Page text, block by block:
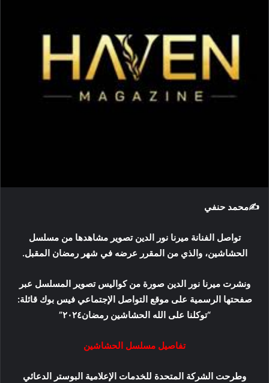
ل
✍️محمد حنفي
تواصل الفنانة ميرنا نور الدين تصوير مشاهدها من مسلسل
الحشاشين، والذي من المقرر عرضه في شهر رمضان المقبل.
ونشرت ميرنا نور الدين صورة من كواليس تصوير المسلسل عبر
صفحتها الرسمية على موقع التواصل الإجتماعي فيس بوك قائلة:
“توكلنا على الله الحشاشين رمضان٢٠٢٤”
تفاصيل مسلسل الحشاشين
وطرحت الشركة المتحدة للخدمات الإعلامية البوستر الدعائي